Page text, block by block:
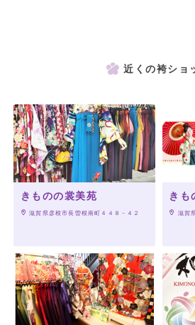
近くの袴ショ
きものの裳美苑
滋賀県彦根市長曽根南町４４８－４２
きも
滋賀